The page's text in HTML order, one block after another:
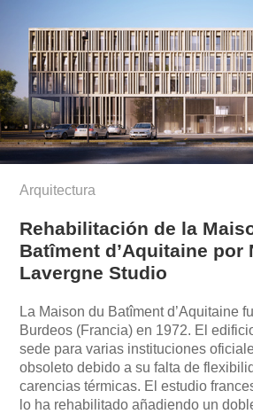
Arquitectura
Rehabilitación de la
Batîment d’Aquitaine por
Lavergne Studio
La Maison du Batîment d’Aquitaine
Burdeos (Francia) en 1972. El
sede para varias instituciones
obsoleto debido a su falta de
carencias térmicas. El estudio
lo ha rehabilitado añadiendo un